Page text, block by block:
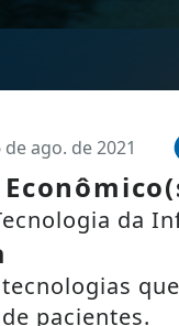
ago. de 2021
da
pacientes.